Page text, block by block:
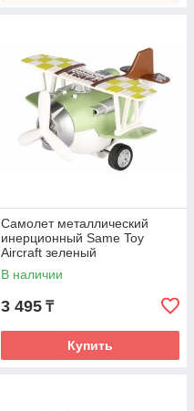
Самолет металлический
инерционный Same Toy
Aircraft зеленый
В наличии
3 495 ₸
Купить